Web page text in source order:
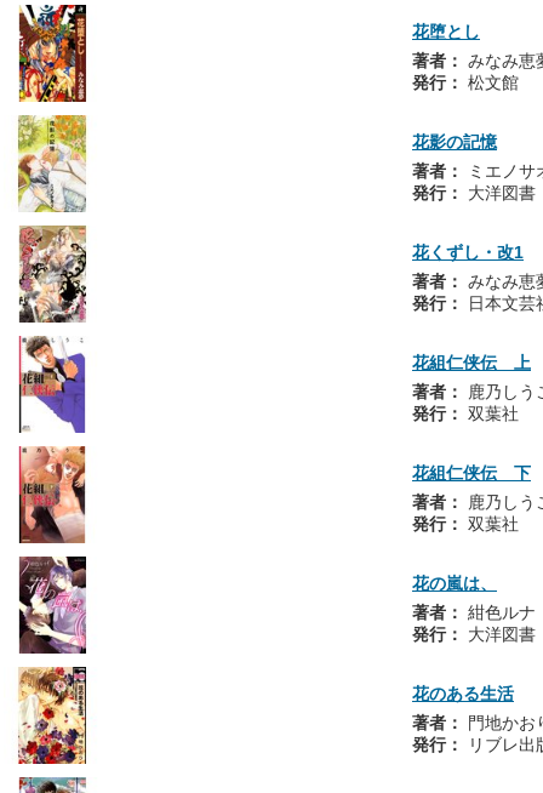
花堕とし
著者： みなみ恵
発行： 松文館
花影の記憶
著者：
ミエノサ
発行：
大洋図書
花くずし・改1
著者： みなみ恵
発行：
日本文芸
花組仁侠伝 上
著者：
鹿乃しう
発行： 双葉社
花組仁侠伝 下
著者：
鹿乃しう
発行： 双葉社
花の嵐は、
著者： 紺色ルナ
発行：
大洋図書
花のある生活
著者：
門地かお
発行：
リブレ出